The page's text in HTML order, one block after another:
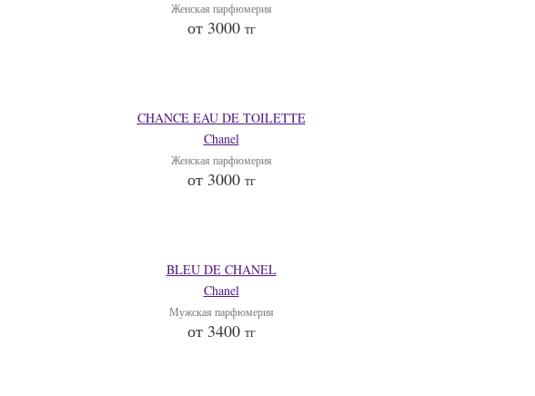
Женская парфюмерия
от 3000 тг
CHANCE EAU DE TOILETTE
Chanel
Женская парфюмерия
от 3000 тг
BLEU DE CHANEL
Chanel
Мужская парфюмерия
от 3400 тг